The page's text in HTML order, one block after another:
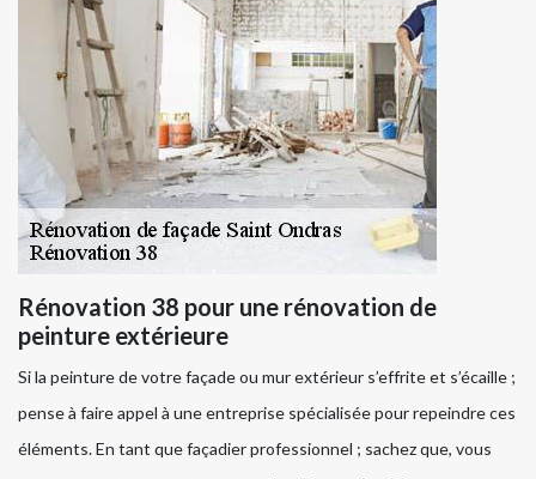
Rénovation 38 pour une rénovation de
peinture extérieure
Si la peinture de votre façade ou mur extérieur s’effrite et s’écaille ;
pense à faire appel à une entreprise spécialisée pour repeindre ces
éléments. En tant que façadier professionnel ; sachez que, vous